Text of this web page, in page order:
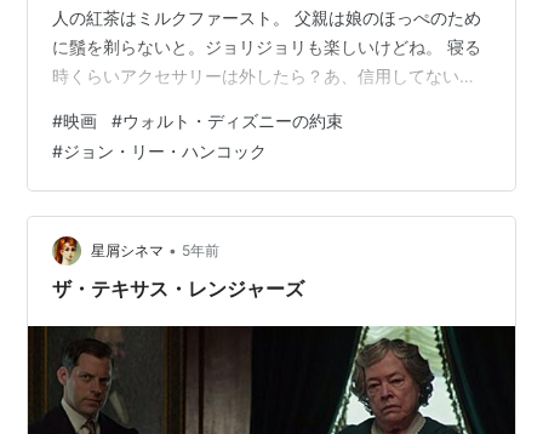
人の紅茶はミルクファースト。 父親は娘のほっぺのため
に鬚を剃らないと。ジョリジョリも楽しいけどね。 寝る
時くらいアクセサリーは外したら？あ、信用してないキ
ト・ディズニー。 紙コップで紅茶は冒涜。 ミッキーとお
茶してるのいいな。 音声残ってるんか！ フラッシュバッ
ク以外は大好きな映画！ P.L.トラヴァース (現代英米児童
文学評伝叢書 8) 作者:森 恵子 KTC中央出版 Amazon ウォ
ルト・ディズニー 創造と冒険の生涯 完全復…
#映画 #ウォルト・ディズニーの約束
#ジョン・リー・ハンコック
星屑シネマ • 5年前
ザ・テキサス・レンジャーズ